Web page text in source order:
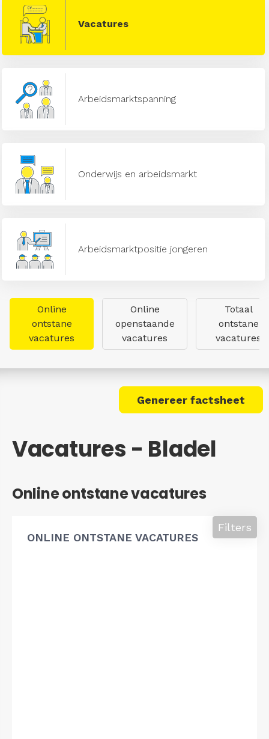
Vacatures
Arbeidsmarktspanning
Onderwijs en arbeidsmarkt
Arbeidsmarktpositie jongeren
Online
ontstane
vacatures
Online
openstaande
vacatures
Totaal
ontstane
vacatures
Genereer factsheet
Vacatures - Bladel
Online ontstane vacatures
ONLINE ONTSTANE VACATURES
Filters